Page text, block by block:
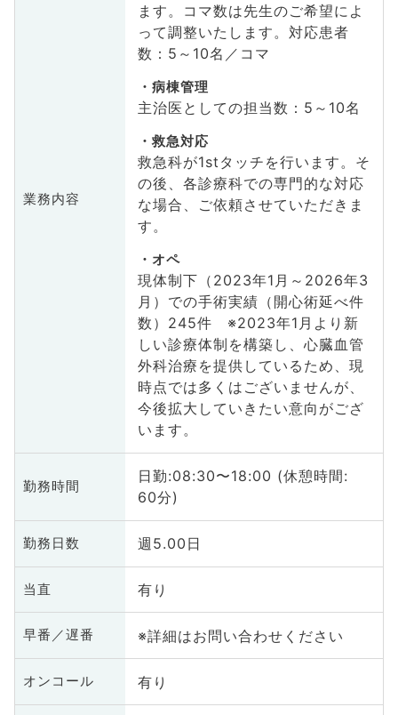
業務内容
ます。コマ数は先生のご希望によ
って調整いたします。対応患者
数：5～10名／コマ
病棟管理
主治医としての担当数：5～10名
救急対応
救急科が1stタッチを行います。そ
の後、各診療科での専門的な対応
な場合、ご依頼させていただきま
す。
オペ
現体制下（2023年1月～2026年3
月）での手術実績（開心術延べ件
数）245件 ※2023年1月より新
しい診療体制を構築し、心臓血管
外科治療を提供しているため、現
時点では多くはございませんが、
今後拡大していきたい意向がござ
います。
勤務時間
日勤:08:30〜18:00 (休憩時間:
60分)
勤務日数 週5.00日
当直 有り
早番／遅番 ※詳細はお問い合わせください
オンコール 有り